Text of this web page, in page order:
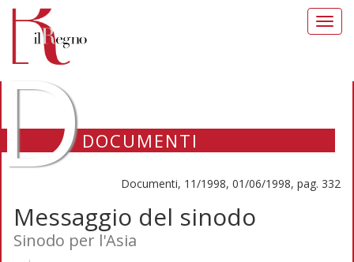
DOCUMENTI
Documenti, 11/1998, 01/06/1998, pag. 332
Messaggio del sinodo
Sinodo per l'Asia